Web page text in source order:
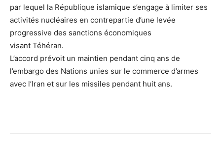
par lequel la République islamique s’engage à limiter ses
activités nucléaires en contrepartie d’une levée
progressive des sanctions économiques
visant Téhéran.
L’accord prévoit un maintien pendant cinq ans de
l’embargo des Nations unies sur le commerce d’armes
avec l’Iran et sur les missiles pendant huit ans.